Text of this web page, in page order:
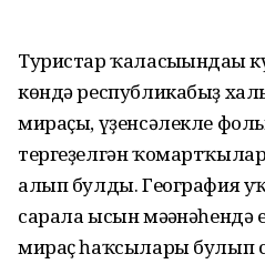
Туристар ҡаласығындағы
көндә республикабыҙ
мираҫы, үҙенсәлекле
тергеҙелгән
алып булды. География
сарала ысын
мираҫ һаҡсылары булып